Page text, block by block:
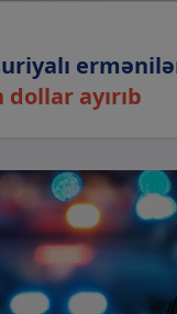
dollar ayırıb